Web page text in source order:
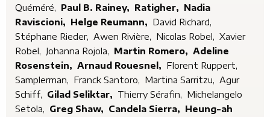
Quéméré,
Paul B. Rainey, Ratigher, Nadia
Raviscioni, Helge Reumann, David Richard,
Stéphane Rieder,
Awen Rivière, Nicolas Robel, Xavier
Robel, Johanna Rojola, Martin Romero, Adeline
Rosenstein, Arnaud Rouesnel, Florent Ruppert,
Samplerman, Franck Santoro, Martina Sarritzu, Agur
Schiff, Gilad Seliktar, Thierry Sérafin, Michelangelo
Setola, Greg Shaw, Candela Sierra, Heung-ah